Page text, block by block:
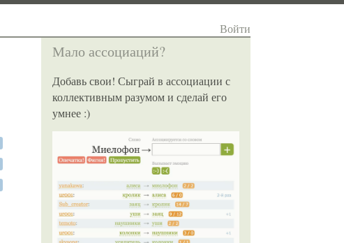
Войти
Мало ассоциаций?
Добавь свои! Сыграй в ассоциации с
коллективным разумом и сделай его
умнее :)